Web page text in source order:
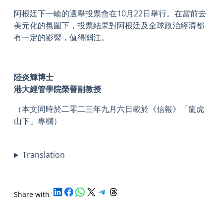
阿根廷下一輪的選舉投票會在10月22日舉行。在當前去
美元化的氛圍下，投票結果對阿根廷及全球政治經濟都
有一定的影響，值得關注。
陸炎輝博士
港大經管學院榮譽副教授
（本文同時於二零二三年九月六日載於《信報》「龍虎
山下」專欄）
Translation
Share with/Share on LinkedIn Share on Facebook Share on WhatsApp Share on X Share on Telegram Share on Threads